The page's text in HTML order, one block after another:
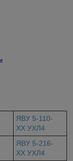
ЯВУ 5-110-
ХХ УХЛ4
ЯВУ 5-216-
ХХ УХЛ4